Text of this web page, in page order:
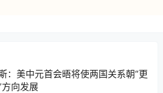
：美中元首会晤将使两国关系朝“更
向发展